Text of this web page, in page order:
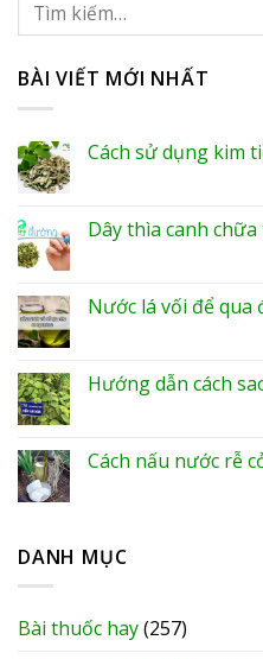
BÀI VIẾT MỚI NHẤT
Cách sử dụng kim
Dây thìa canh
Nước lá vối để qua
Hướng dẫn cách
Cách nấu nước rễ
DANH MỤC
Bài thuốc hay(257)